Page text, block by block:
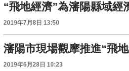
2019年7月8日 13:50
瀋陽市現場觀摩推進“飛
2019年6月28日 10:23